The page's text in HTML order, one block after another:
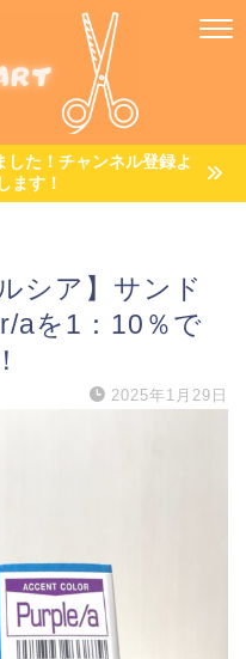
た！チャンネル登録よ
ます！
シア】サンド
aを1：10％で
2025年1月29日